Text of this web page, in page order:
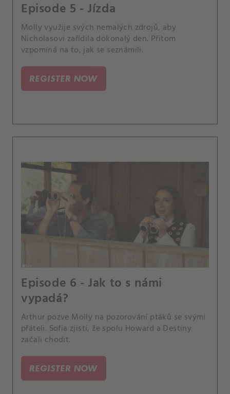
Episode 5 - Jízda
Molly využije svých nemalých zdrojů, aby
Nicholasovi zařídila dokonalý den. Přitom
vzpomíná na to, jak se seznámili.
REGISTER NOW
Episode 6 - Jak to s námi
vypadá?
Arthur pozve Molly na pozorování ptáků se svými
přáteli. Sofia zjistí, že spolu Howard a Destiny
začali chodit.
REGISTER NOW